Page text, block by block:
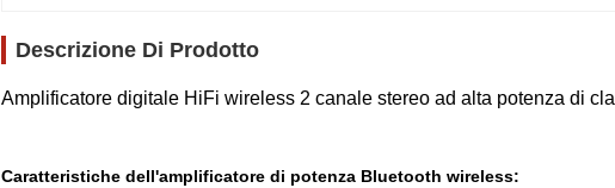
Descrizione Di Prodotto
Amplificatore digitale HiFi wireless 2 canale stereo ad alta potenza di
Caratteristiche dell'amplificatore di potenza Bluetooth wireless: